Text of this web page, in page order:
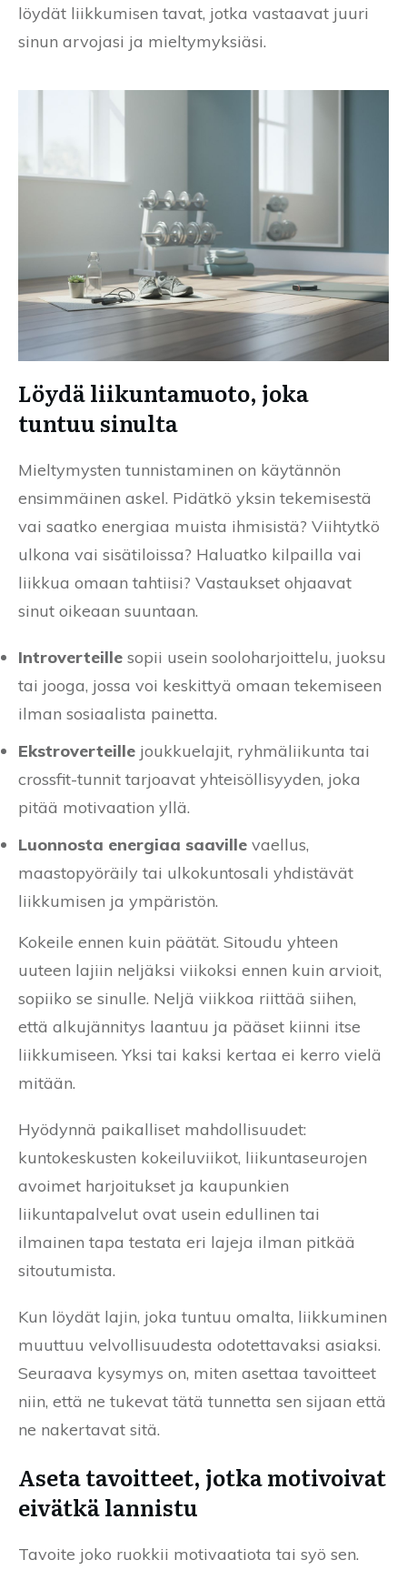
löydät liikkumisen tavat, jotka vastaavat juuri
sinun arvojasi ja mieltymyksiäsi.
Löydä liikuntamuoto, joka
tuntuu sinulta
Mieltymysten tunnistaminen on käytännön
ensimmäinen askel. Pidätkö yksin tekemisestä
vai saatko energiaa muista ihmisistä? Viihtytkö
ulkona vai sisätiloissa? Haluatko kilpailla vai
liikkua omaan tahtiisi? Vastaukset ohjaavat
sinut oikeaan suuntaan.
Introverteille sopii usein sooloharjoittelu, juoksu
tai jooga, jossa voi keskittyä omaan tekemiseen
ilman sosiaalista painetta.
Ekstroverteille joukkuelajit, ryhmäliikunta tai
crossfit-tunnit tarjoavat yhteisöllisyyden, joka
pitää motivaation yllä.
Luonnosta energiaa saaville vaellus,
maastopyöräily tai ulkokuntosali yhdistävät
liikkumisen ja ympäristön.
Kokeile ennen kuin päätät. Sitoudu yhteen
uuteen lajiin neljäksi viikoksi ennen kuin arvioit,
sopiiko se sinulle. Neljä viikkoa riittää siihen,
että alkujännitys laantuu ja pääset kiinni itse
liikkumiseen. Yksi tai kaksi kertaa ei kerro vielä
mitään.
Hyödynnä paikalliset mahdollisuudet:
kuntokeskusten kokeiluviikot, liikuntaseurojen
avoimet harjoitukset ja kaupunkien
liikuntapalvelut ovat usein edullinen tai
ilmainen tapa testata eri lajeja ilman pitkää
sitoutumista.
Kun löydät lajin, joka tuntuu omalta, liikkuminen
muuttuu velvollisuudesta odotettavaksi asiaksi.
Seuraava kysymys on, miten asettaa tavoitteet
niin, että ne tukevat tätä tunnetta sen sijaan että
ne nakertavat sitä.
Aseta tavoitteet, jotka motivoivat
eivätkä lannistu
Tavoite joko ruokkii motivaatiota tai syö sen.